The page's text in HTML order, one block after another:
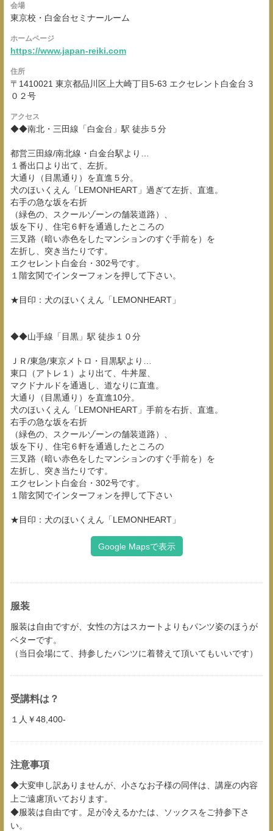
会場
東京校・白金台セミナールーム
ホームページ
https://www.japan-reiki.com
住所
〒1410021 東京都品川区上大崎丁目5-63 エクセレント白金台３
０２号
アクセス
◆◆南北・三田線「白金台」駅 徒歩５分
都営三田線/南北線・白金台駅より…
１番出口より出て、左折。
大通り（目黒通り）を直進５分。
犬のほいくえん「LEMONHEART」過ぎて左折、直進。
右手の急な坂を右折
（緑色の、スクールゾーンの舗装道路）、
坂を下り、住宅６軒を通過したところの
三叉路（暗い赤色をしたマンションのすぐ手前を）を
左折し、突き当たりです。
エクセレント白金台・302号です。
１階玄関でインターフォンを押して下さい。
★目印：犬のほいくえん「LEMONHEART」
◆◆山手線「目黒」駅 徒歩１０分
ＪＲ/東急/東京メトロ・目黒駅より…
東口（アトレ１）より出て、牛丼屋、
マクドナルドを通過し、道なりに直進。
大通り（目黒通り）を直進10分。
犬のほいくえん「LEMONHEART」手前を右折、直進。
右手の急な坂を右折
（緑色の、スクールゾーンの舗装道路）、
坂を下り、住宅６軒を通過したところの
三叉路（暗い赤色をしたマンションのすぐ手前を）を
左折し、突き当たりです。
エクセレント白金台・302号です。
１階玄関でインターフォンを押して下さい
★目印：犬のほいくえん「LEMONHEART」
Google Mapsで表示
服装
服装は自由ですが、女性の方はスカートよりもパンツ姿のほうが
ベターです。
（当日会場にて、持参したパンツに着替えて頂いてもいいです）
受講料は？
１人￥48,400-
注意事項
◆大変申し訳ありませんが、小さなお子様の同伴は、講座の内容
上ご遠慮頂いております。
◆服装は自由です。足が冷えるかたは、ソックスをご持参下さ
い。